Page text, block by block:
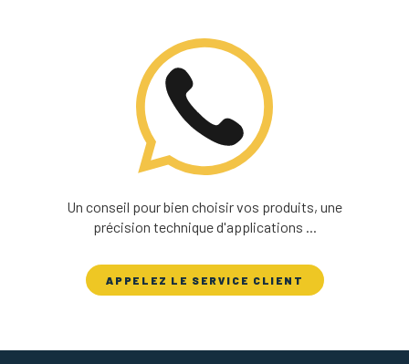
Un conseil pour bien choisir vos produits, une
précision technique d'applications ...
APPELEZ LE SERVICE CLIENT